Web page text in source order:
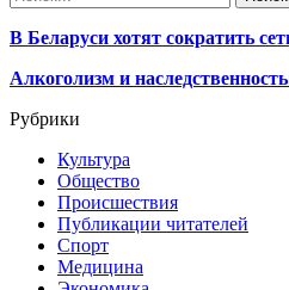
В Беларуси хотят сократить
Алкоголизм и
Рубрики
Культура
Общество
Происшествия
Публикации читателей
Спорт
Медицина